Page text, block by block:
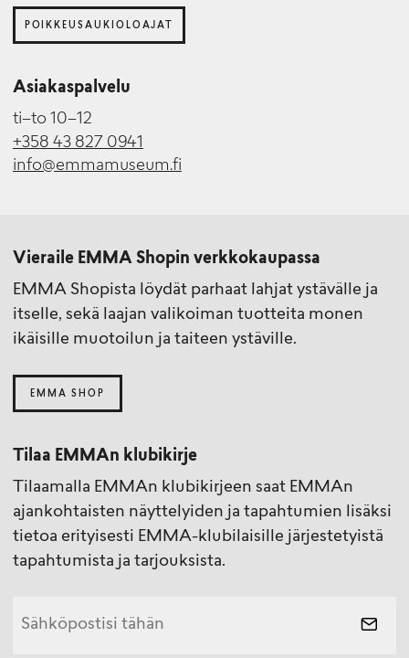
POIKKEUSAUKIOLOAJAT
Asiakaspalvelu
ti–to 10–12
+358 43 827 0941
info@emmamuseum.fi
Vieraile EMMA Shopin verkkokaupassa
EMMA Shopista löydät parhaat lahjat ystävälle ja
itselle, sekä laajan valikoiman tuotteita monen
ikäisille muotoilun ja taiteen ystäville.
EMMA SHOP
Tilaa EMMAn klubikirje
Tilaamalla EMMAn klubikirjeen saat EMMAn
ajankohtaisten näyttelyiden ja tapahtumien lisäksi
tietoa erityisesti EMMA-klubilaisille järjestetyistä
tapahtumista ja tarjouksista.